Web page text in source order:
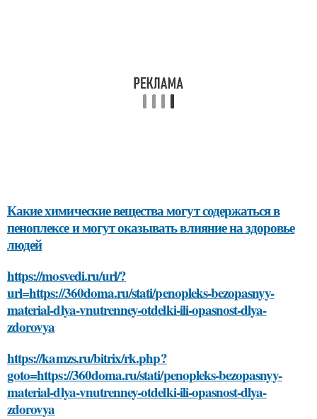
Какие химические вещества могут содержаться в
пеноплексе и могут оказывать влияние на здоровье
людей
https://mosvedi.ru/url/?
url=https://360doma.ru/stati/penopleks-bezopasnyy-
material-dlya-vnutrenney-otdelki-ili-opasnost-dlya-
zdorovya
https://kamzs.ru/bitrix/rk.php?
goto=https://360doma.ru/stati/penopleks-bezopasnyy-
material-dlya-vnutrenney-otdelki-ili-opasnost-dlya-
zdorovya